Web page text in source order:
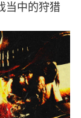
当中的狩猎